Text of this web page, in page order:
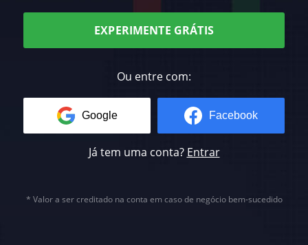
EXPERIMENTE GRÁTIS
Ou entre com:
Google Facebook
Já tem uma conta? Entrar
* Valor a ser creditado na conta em caso de negócio bem-sucedido